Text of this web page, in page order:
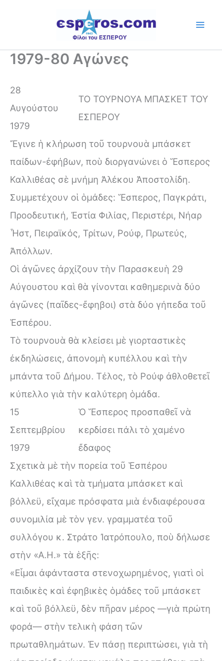
1979-80 Αγώνες
28
Αυγούστου
1979
ΤΟ ΤΟΥΡΝΟΥΑ ΜΠΑΣΚΕΤ ΤΟΥ
ΕΣΠΕΡΟΥ
Ἔγινε ἡ κλήρωση τοῦ τουρνουὰ μπάσκετ
παίδων-ἐφήβων, ποὺ διοργανώνει ὁ Ἕσπερος
Καλλιθέας σὲ μνήμη Ἀλέκου Ἀποστολίδη.
Συμμετέχουν οἱ ὁμάδες: Ἕσπερος, Παγκράτι,
Προοδευτική, Ἐστία Φιλίας, Περιστέρι, Νήαρ
Ἦστ, Πειραϊκός, Τρίτων, Ρούφ, Πρωτεύς,
Ἀπόλλων.
Οἱ ἀγῶνες ἀρχίζουν τὴν Παρασκευὴ 29
Αὐγουστου καὶ θὰ γίνονται καθημερινὰ δύο
ἀγῶνες (παῖδες-ἔφηβοι) στὰ δύο γήπεδα τοῦ
Ἑσπέρου.
Τὸ τουρνουὰ θὰ κλείσει μὲ γιορταστικὲς
ἐκδηλώσεις, ἀπονομὴ κυπέλλου καὶ τὴν
μπάντα τοῦ Δήμου. Τέλος, τὸ Ρούφ ἀθλοθετεῖ
κύπελλο γιὰ τὴν καλύτερη ὁμάδα.
15
Σεπτεμβρίου
1979
Ὁ Ἕσπερος προσπαθεῖ νὰ
κερδίσει πάλι τὸ χαμένο
ἔδαφος
Σχετικὰ μὲ τὴν πορεία τοῦ Ἑσπέρου
Καλλιθέας καὶ τὰ τμήματα μπάσκετ καὶ
βόλλεϋ, εἴχαμε πρόσφατα μιὰ ἐνδιαφέρουσα
συνομιλία μὲ τὸν γεν. γραμματέα τοῦ
συλλόγου κ. Στράτο Ἰατρόπουλο, ποὺ δήλωσε
στὴν «Α.Η.» τὰ ἑξῆς:
«Εἶμαι ἀφάνταστα στενοχωρημένος, γιατὶ οἱ
παιδικὲς καὶ ἐφηβικὲς ὁμάδες τοῦ μπάσκετ
καὶ τοῦ βόλλεϋ, δὲν πῆραν μέρος —γιὰ πρώτη
φορά— στὴν τελικὴ φάση τῶν
πρωταθλημάτων. Ἐν πάσῃ περιπτώσει, γιὰ τὴ